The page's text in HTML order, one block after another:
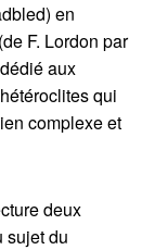
en
(de F. Lordon par
dédié aux
qui
complexe et
deux
sujet du
papier